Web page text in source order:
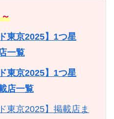
東京2025】1つ星
一覧
東京2025】1つ星
店一覧
東京2025】掲載店ま